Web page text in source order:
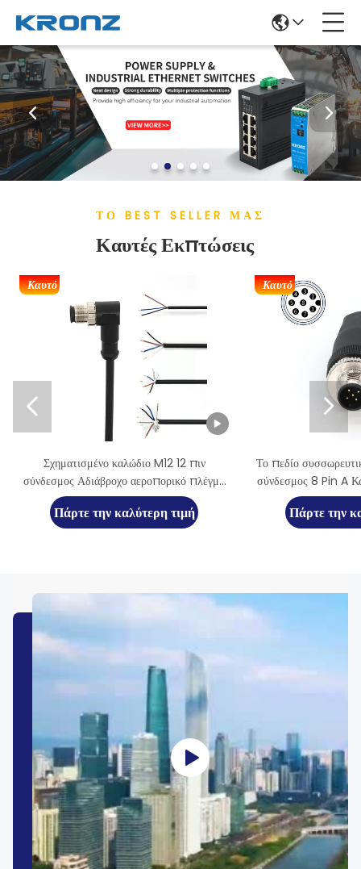
ΤΟ BEST SELLER ΜΑΣ
Καυτές Εκπτώσεις
Καυτό
Σχηματισμένο καλώδιο M12 12 πιν
σύνδεσμος Αδιάβροχο αεροπορικό πλέγμα
αισθητήρα σήμανσης
Πάρτε την καλύτερη τιμή
Καυτό
Το πεδίο
σύνδεσμος 8 Pin A
Πάρτε την
 